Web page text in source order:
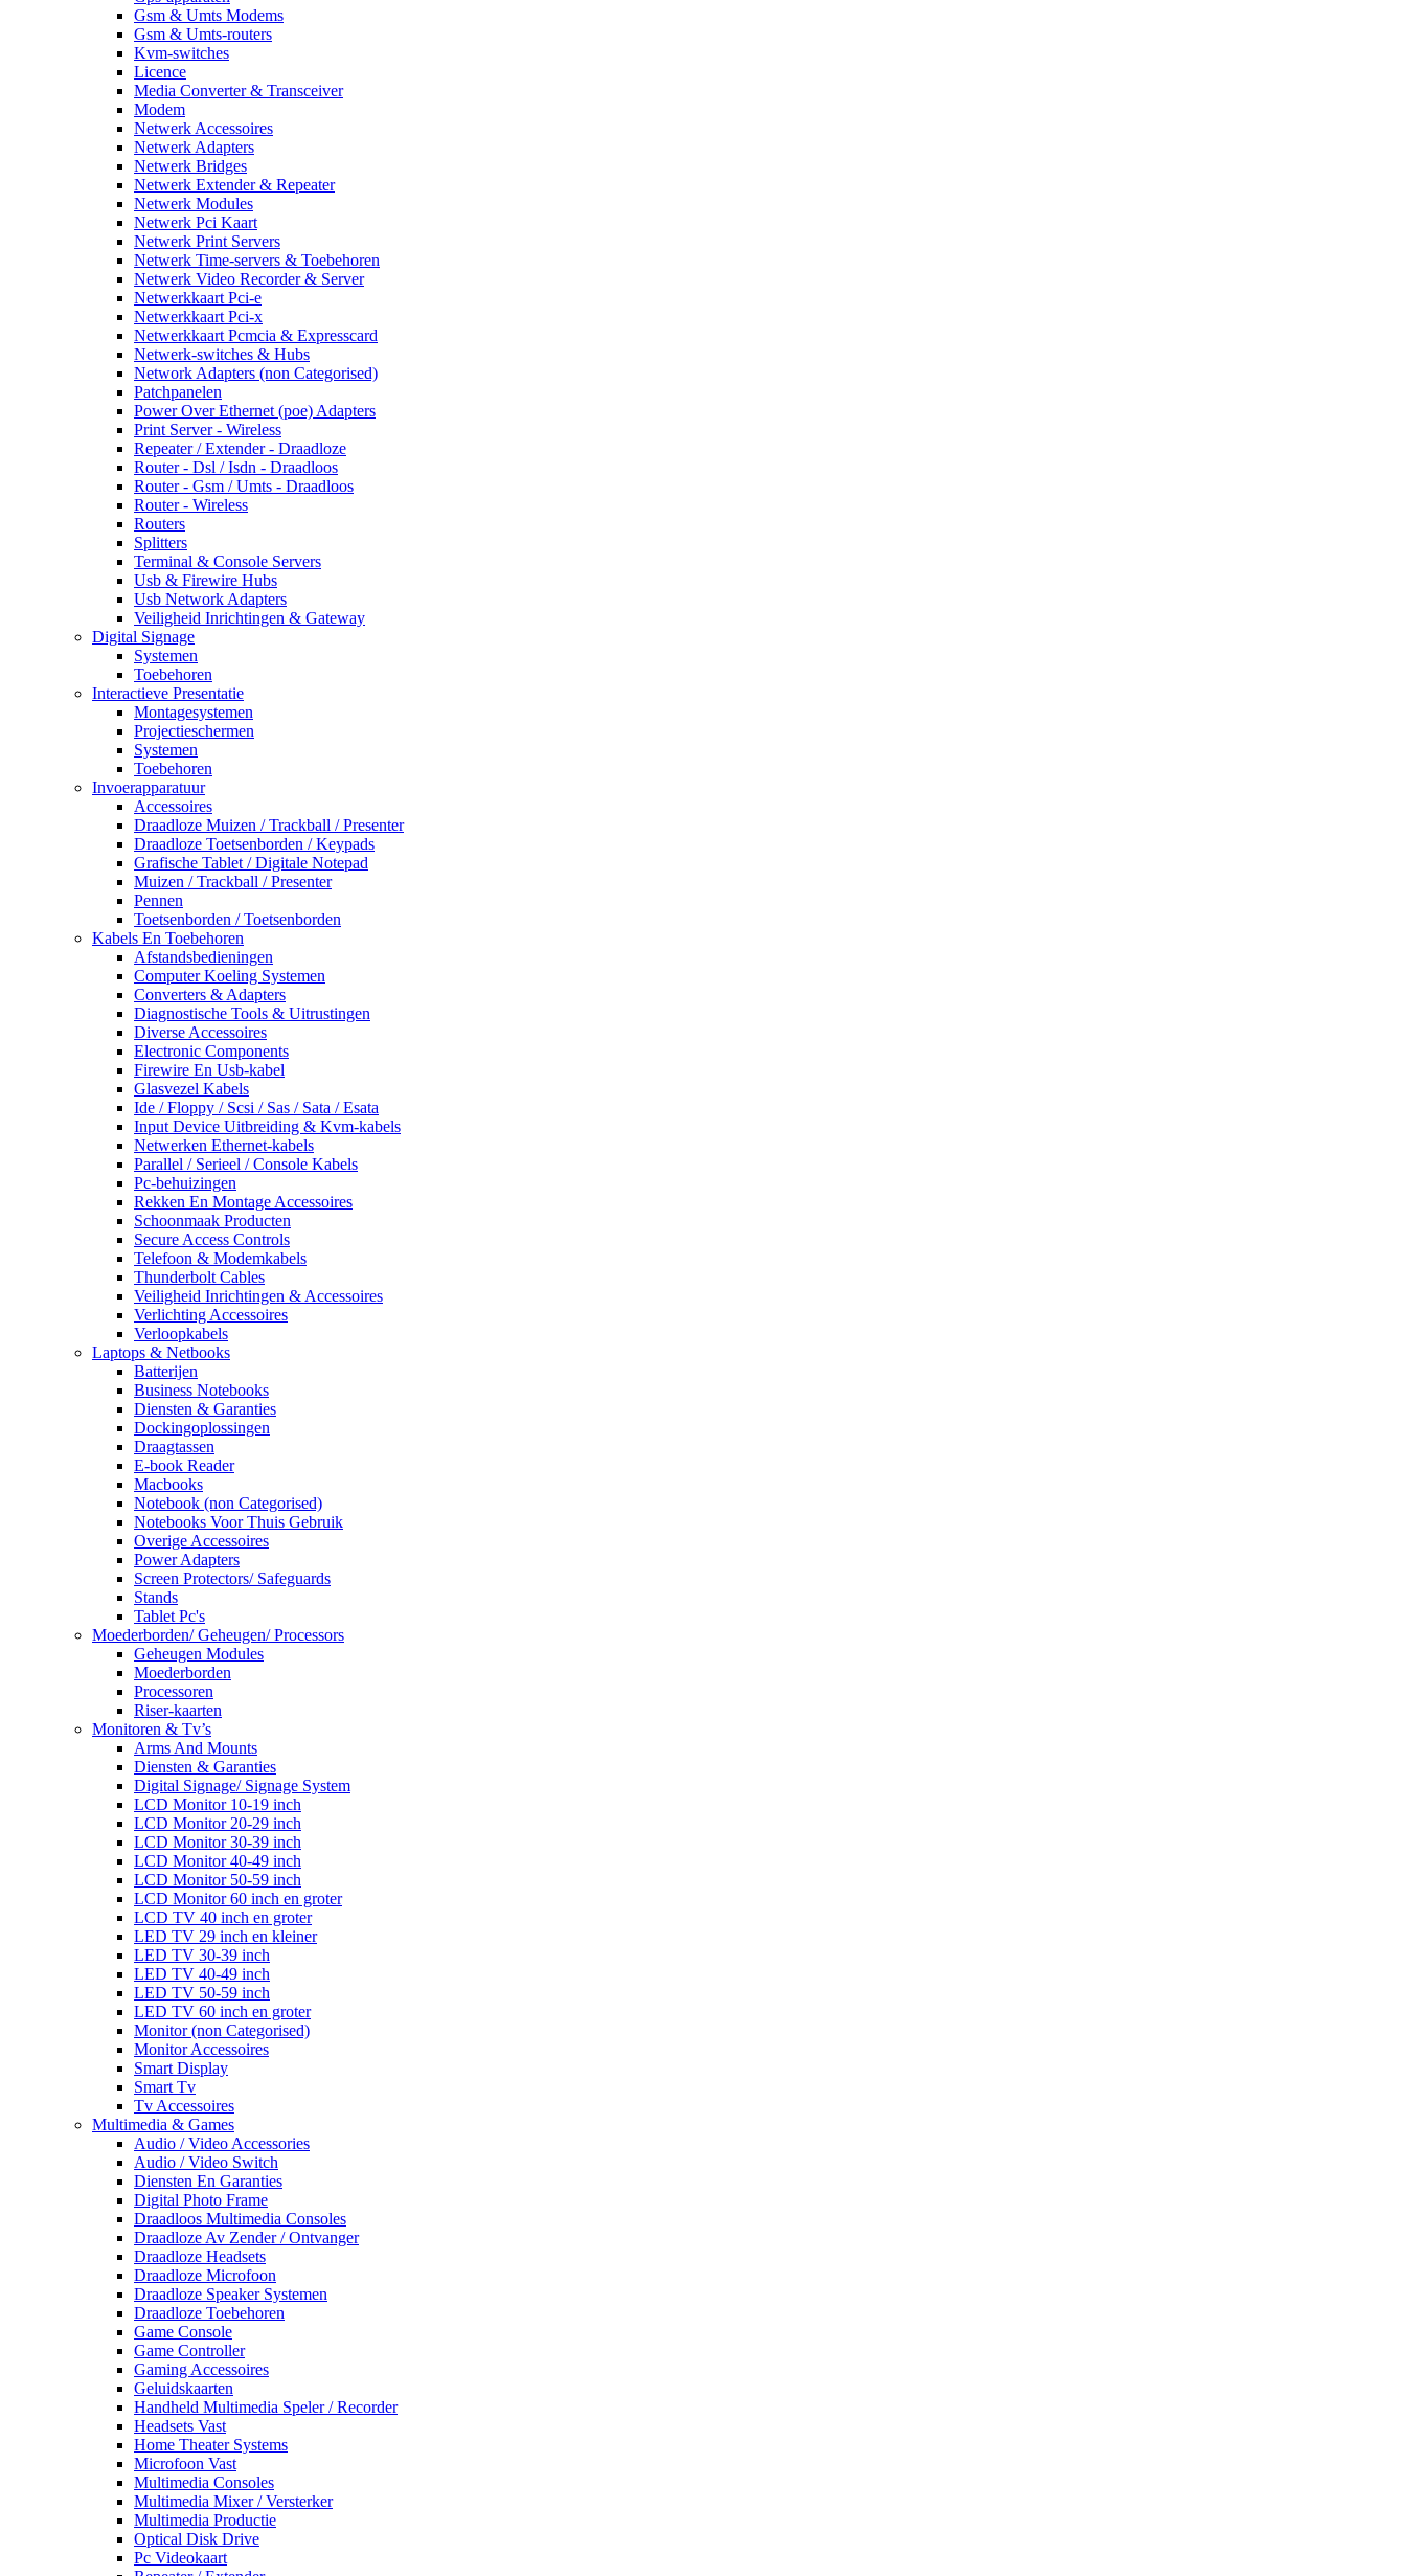
Gsm & Umts Modems
Gsm & Umts-routers
Kvm-switches
Licence
Media Converter & Transceiver
Modem
Netwerk Accessoires
Netwerk Adapters
Netwerk Bridges
Netwerk Extender & Repeater
Netwerk Modules
Netwerk Pci Kaart
Netwerk Print Servers
Netwerk Time-servers & Toebehoren
Netwerk Video Recorder & Server
Netwerkkaart Pci-e
Netwerkkaart Pci-x
Netwerkkaart Pcmcia & Expresscard
Netwerk-switches & Hubs
Network Adapters (non Categorised)
Patchpanelen
Power Over Ethernet (poe) Adapters
Print Server - Wireless
Repeater / Extender - Draadloze
Router - Dsl / Isdn - Draadloos
Router - Gsm / Umts - Draadloos
Router - Wireless
Routers
Splitters
Terminal & Console Servers
Usb & Firewire Hubs
Usb Network Adapters
Veiligheid Inrichtingen & Gateway
Digital Signage
Systemen
Toebehoren
Interactieve Presentatie
Montagesystemen
Projectieschermen
Systemen
Toebehoren
Invoerapparatuur
Accessoires
Draadloze Muizen / Trackball / Presenter
Draadloze Toetsenborden / Keypads
Grafische Tablet / Digitale Notepad
Muizen / Trackball / Presenter
Pennen
Toetsenborden / Toetsenborden
Kabels En Toebehoren
Afstandsbedieningen
Computer Koeling Systemen
Converters & Adapters
Diagnostische Tools & Uitrustingen
Diverse Accessoires
Electronic Components
Firewire En Usb-kabel
Glasvezel Kabels
Ide / Floppy / Scsi / Sas / Sata / Esata
Input Device Uitbreiding & Kvm-kabels
Netwerken Ethernet-kabels
Parallel / Serieel / Console Kabels
Pc-behuizingen
Rekken En Montage Accessoires
Schoonmaak Producten
Secure Access Controls
Telefoon & Modemkabels
Thunderbolt Cables
Veiligheid Inrichtingen & Accessoires
Verlichting Accessoires
Verloopkabels
Laptops & Netbooks
Batterijen
Business Notebooks
Diensten & Garanties
Dockingoplossingen
Draagtassen
E-book Reader
Macbooks
Notebook (non Categorised)
Notebooks Voor Thuis Gebruik
Overige Accessoires
Power Adapters
Screen Protectors/ Safeguards
Stands
Tablet Pc's
Moederborden/ Geheugen/ Processors
Geheugen Modules
Moederborden
Processoren
Riser-kaarten
Monitoren & Tv’s
Arms And Mounts
Diensten & Garanties
Digital Signage/ Signage System
LCD Monitor 10-19 inch
LCD Monitor 20-29 inch
LCD Monitor 30-39 inch
LCD Monitor 40-49 inch
LCD Monitor 50-59 inch
LCD Monitor 60 inch en groter
LCD TV 40 inch en groter
LED TV 29 inch en kleiner
LED TV 30-39 inch
LED TV 40-49 inch
LED TV 50-59 inch
LED TV 60 inch en groter
Monitor (non Categorised)
Monitor Accessoires
Smart Display
Smart Tv
Tv Accessoires
Multimedia & Games
Audio / Video Accessories
Audio / Video Switch
Diensten En Garanties
Digital Photo Frame
Draadloos Multimedia Consoles
Draadloze Av Zender / Ontvanger
Draadloze Headsets
Draadloze Microfoon
Draadloze Speaker Systemen
Draadloze Toebehoren
Game Console
Game Controller
Gaming Accessoires
Geluidskaarten
Handheld Multimedia Speler / Recorder
Headsets Vast
Home Theater Systems
Microfoon Vast
Multimedia Consoles
Multimedia Mixer / Versterker
Multimedia Productie
Optical Disk Drive
Pc Videokaart